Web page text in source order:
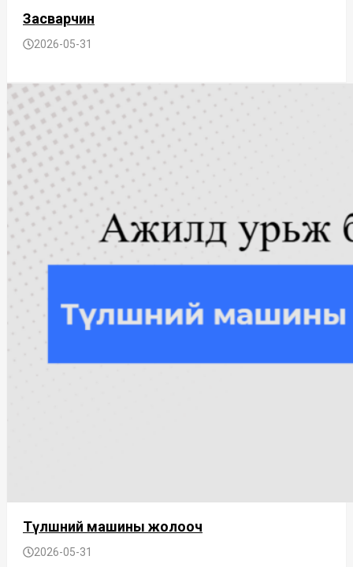
Засварчин
2026-05-31
Түлшний машины жолооч
2026-05-31